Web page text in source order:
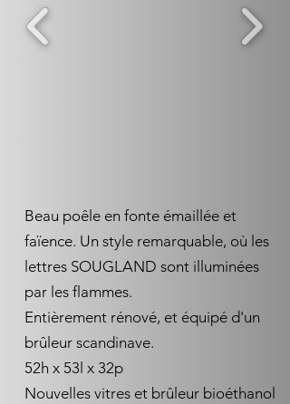
Beau poêle en fonte émaillée et
faïence. Un style remarquable, où les
lettres SOUGLAND sont illuminées
par les flammes.
Entièrement rénové, et équipé d'un
brûleur scandinave.
52h x 53l x 32p
Nouvelles vitres et brûleur bioéthanol